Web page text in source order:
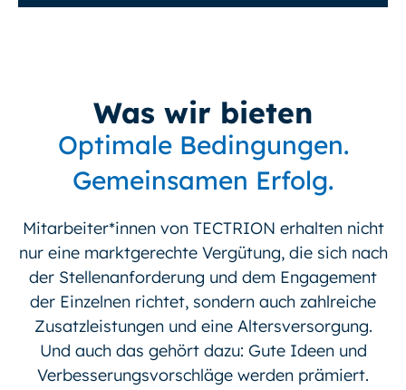
Was wir bieten
Optimale Bedingungen.
Gemeinsamen Erfolg.
Mitarbeiter*innen von TECTRION erhalten nicht
nur eine marktgerechte Vergütung, die sich nach
der Stellenanforderung und dem Engagement
der Einzelnen richtet, sondern auch zahlreiche
Zusatzleistungen und eine Altersversorgung.
Und auch das gehört dazu: Gute Ideen und
Verbesserungsvorschläge werden prämiert.